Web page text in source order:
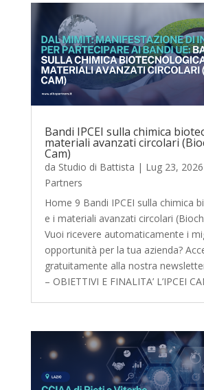
Bandi IPCEI sulla chimica
materiali avanzati circolari
Cam)
da Studio di Battista | Lug 23, 2026
Partners
Home 9 Bandi IPCEI sulla chimica
e i materiali avanzati circolari
Vuoi ricevere automaticamente i
opportunità per la tua azienda?
gratuitamente alla nostra
– OBIETTIVI E FINALITA’ L’IPCEI